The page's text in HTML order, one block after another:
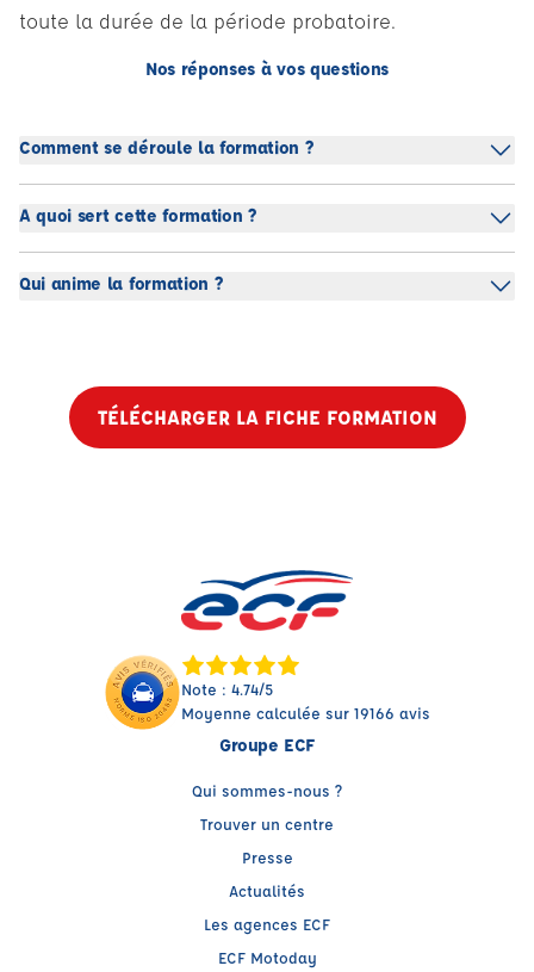
toute la durée de la période probatoire.
Nos réponses à vos questions
Comment se déroule la formation ?
A quoi sert cette formation ?
Qui anime la formation ?
TÉLÉCHARGER LA FICHE FORMATION
Note : 4.74/5
Moyenne calculée sur 19166 avis
Groupe ECF
Qui sommes-nous ?
Trouver un centre
Presse
Actualités
Les agences ECF
ECF Motoday